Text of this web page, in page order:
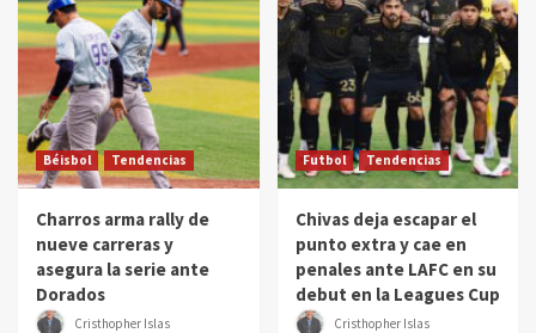
Béisbol Tendencias
Charros arma rally de
nueve carreras y
asegura la serie ante
Dorados
Cristhopher Islas
Futbol Tendencias
Chivas deja escapar el
punto extra y cae en
penales ante LAFC en su
debut en la Leagues Cup
Cristhopher Islas